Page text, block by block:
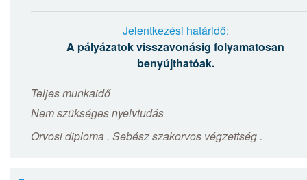
Jelentkezési határidő:
A pályázatok visszavonásig folyamatosan
benyújthatóak.
Teljes munkaidő
Nem szükséges nyelvtudás
Orvosi diploma . Sebész szakorvos végzettség .